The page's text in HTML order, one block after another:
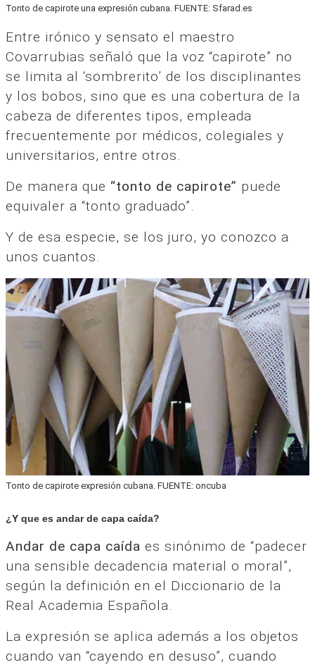
Tonto de capirote una expresión cubana. FUENTE: Sfarad.es
Entre irónico y sensato el maestro
Covarrubias señaló que la voz “capirote” no
se limita al ‘sombrerito’ de los disciplinantes
y los bobos, sino que es una cobertura de la
cabeza de diferentes tipos, empleada
frecuentemente por médicos, colegiales y
universitarios, entre otros.
De manera que “tonto de capirote” puede
equivaler a “tonto graduado”.
Y de esa especie, se los juro, yo conozco a
unos cuantos.
Tonto de capirote expresión cubana. FUENTE: oncuba
¿Y que es andar de capa caída?
Andar de capa caída es sinónimo de “padecer
una sensible decadencia material o moral”,
según la definición en el Diccionario de la
Real Academia Española.
La expresión se aplica además a los objetos
cuando van “cayendo en desuso”, cuando